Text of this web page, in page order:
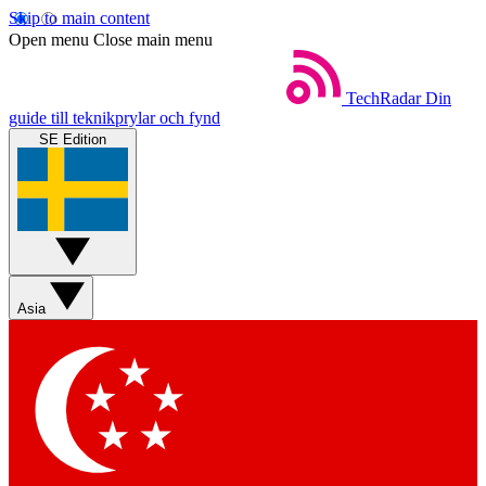
Skip to main content
Open menu Close main menu
TechRadar Din
guide till teknikprylar och fynd
SE Edition
Asia